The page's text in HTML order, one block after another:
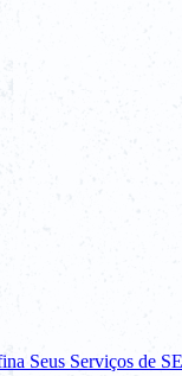
Seus Serviços de